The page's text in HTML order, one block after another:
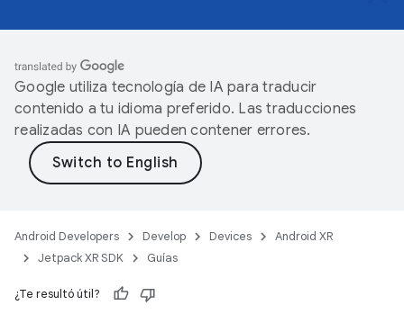
Google utiliza tecnología de IA para traducir
contenido a tu idioma preferido. Las traducciones
realizadas con IA pueden contener errores.
Android Developers Develop Devices
Android XR
Jetpack XR SDK
Guías
¿Te resultó útil?